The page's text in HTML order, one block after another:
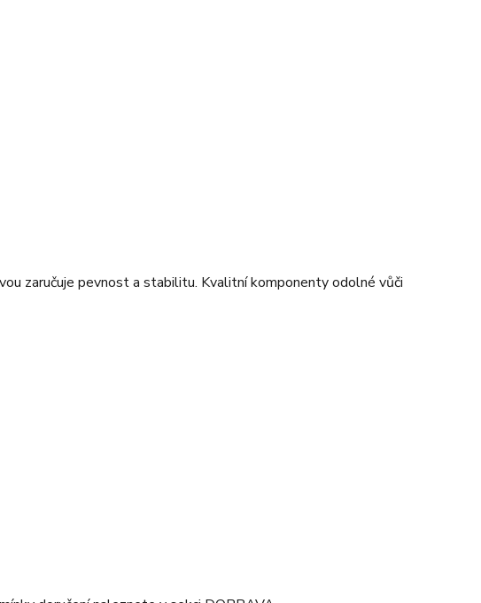
zaručuje pevnost a stabilitu. Kvalitní komponenty odolné vůči